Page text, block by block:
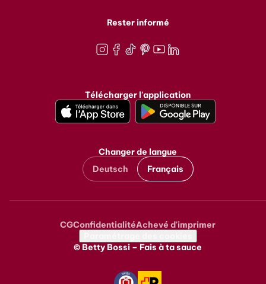
Rester informé
Télécharger l'application
Changer de langue
Deutsch
Français
Metanavigation
CGConfidentialitéAchevé d'imprimer
© Betty Bossi – Fais à ta sauce